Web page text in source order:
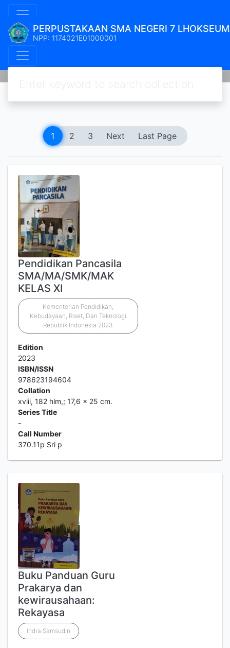
PERPUSTAKAAN SMA NEGERI 7
NPP: 1174021E01000001
1 2 3 Next Last Page
Pendidikan Pancasila
SMA/MA/SMK/MAK
KELAS XI
Kementerian Pendidikan,
Kebudayaan, Riset, Dan Teknologi
Republik Indonesia 2023
Edition
2023
ISBN/ISSN
978623194604
Collation
xviii, 182 hlm,; 17,6 x 25 cm.
Series Title
-
Call Number
370.11p Sri p
Buku Panduan Guru
Prakarya dan
kewirausahaan:
Rekayasa
Indra Samsudin